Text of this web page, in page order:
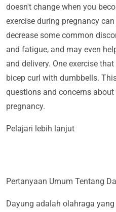
doesn't change when you
exercise during pregnancy
decrease some common
and fatigue, and may even
and delivery. One exercise
bicep curl with dumbbells.
questions and concerns
pregnancy.
Pelajari lebih lanjut
Pertanyaan Umum Tentang
Dayung adalah olahraga